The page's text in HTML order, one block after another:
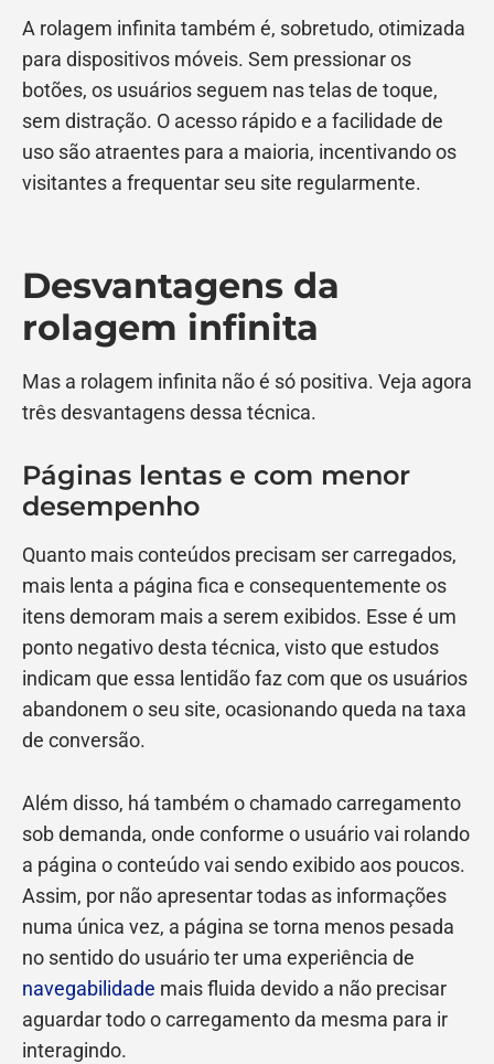
A rolagem infinita também é, sobretudo, otimizada
para dispositivos móveis. Sem pressionar os
botões, os usuários seguem nas telas de toque,
sem distração. O acesso rápido e a facilidade de
uso são atraentes para a maioria, incentivando os
visitantes a frequentar seu site regularmente.
Desvantagens da
rolagem infinita
Mas a rolagem infinita não é só positiva. Veja agora
três desvantagens dessa técnica.
Páginas lentas e com menor
desempenho
Quanto mais conteúdos precisam ser carregados,
mais lenta a página fica e consequentemente os
itens demoram mais a serem exibidos. Esse é um
ponto negativo desta técnica, visto que estudos
indicam que essa lentidão faz com que os usuários
abandonem o seu site, ocasionando queda na taxa
de conversão.
Além disso, há também o chamado carregamento
sob demanda, onde conforme o usuário vai rolando
a página o conteúdo vai sendo exibido aos poucos.
Assim, por não apresentar todas as informações
numa única vez, a página se torna menos pesada
no sentido do usuário ter uma experiência de
navegabilidade mais fluida devido a não precisar
aguardar todo o carregamento da mesma para ir
interagindo.